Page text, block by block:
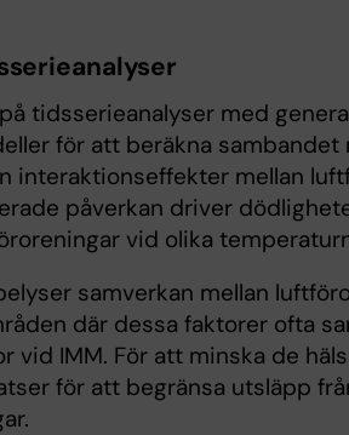
tidsserieanalyser med
för att beräkna
interaktionseffekter mellan
påverkan driver
vid olika
samverkan mellan
där dessa faktorer ofta
vid IMM. För att minska de
för att begränsa utsläpp